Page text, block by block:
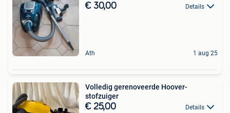
€ 30,00 Details
Ath 1 aug 25
Volledig gerenoveerde Hoover-
stofzuiger
€ 25,00 Details